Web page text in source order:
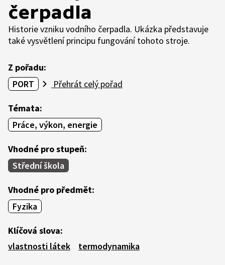
čerpadla
Historie vzniku vodního čerpadla. Ukázka představuje
také vysvětlení principu fungování tohoto stroje.
Z pořadu:
PORT
Přehrát celý pořad
Témata:
Práce, výkon, energie
Vhodné pro stupeň:
Střední škola
Vhodné pro předmět:
Fyzika
Klíčová slova:
vlastnosti látek
termodynamika